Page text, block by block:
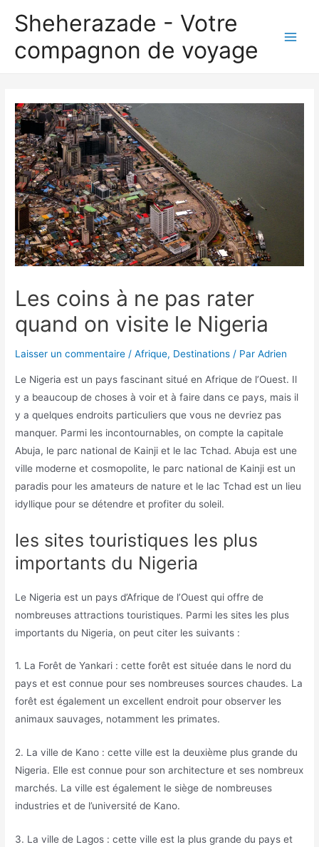
contenu
Sheherazade - Votre
compagnon de voyage
Les coins à ne pas rater
quand on visite le Nigeria
Laisser un commentaire /Afrique, Destinations / ParAdrien
Le Nigeria est un pays fascinant situé en Afrique de l’Ouest. Il
y a beaucoup de choses à voir et à faire dans ce pays, mais il
y a quelques endroits particuliers que vous ne devriez pas
manquer. Parmi les incontournables, on compte la capitale
Abuja, le parc national de Kainji et le lac Tchad. Abuja est une
ville moderne et cosmopolite, le parc national de Kainji est un
paradis pour les amateurs de nature et le lac Tchad est un lieu
idyllique pour se détendre et profiter du soleil.
les sites touristiques les plus
importants du Nigeria
Le Nigeria est un pays d’Afrique de l’Ouest qui offre de
nombreuses attractions touristiques. Parmi les sites les plus
importants du Nigeria, on peut citer les suivants :
1. La Forêt de Yankari : cette forêt est située dans le nord du
pays et est connue pour ses nombreuses sources chaudes. La
forêt est également un excellent endroit pour observer les
animaux sauvages, notamment les primates.
2. La ville de Kano : cette ville est la deuxième plus grande du
Nigeria. Elle est connue pour son architecture et ses nombreux
marchés. La ville est également le siège de nombreuses
industries et de l’université de Kano.
3. La ville de Lagos : cette ville est la plus grande du pays et